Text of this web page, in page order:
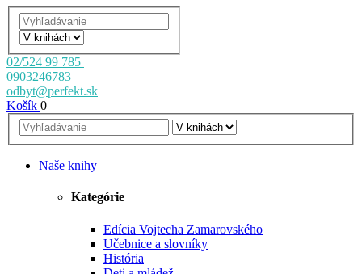
02/524 99 785
0903246783
odbyt@perfekt.sk
Košík 0
Naše knihy
Kategórie
Edícia Vojtecha Zamarovského
Učebnice a slovníky
História